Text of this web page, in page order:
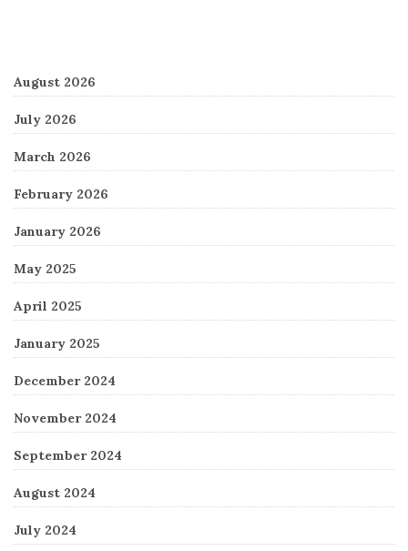
August 2026
July 2026
March 2026
February 2026
January 2026
May 2025
April 2025
January 2025
December 2024
November 2024
September 2024
August 2024
July 2024